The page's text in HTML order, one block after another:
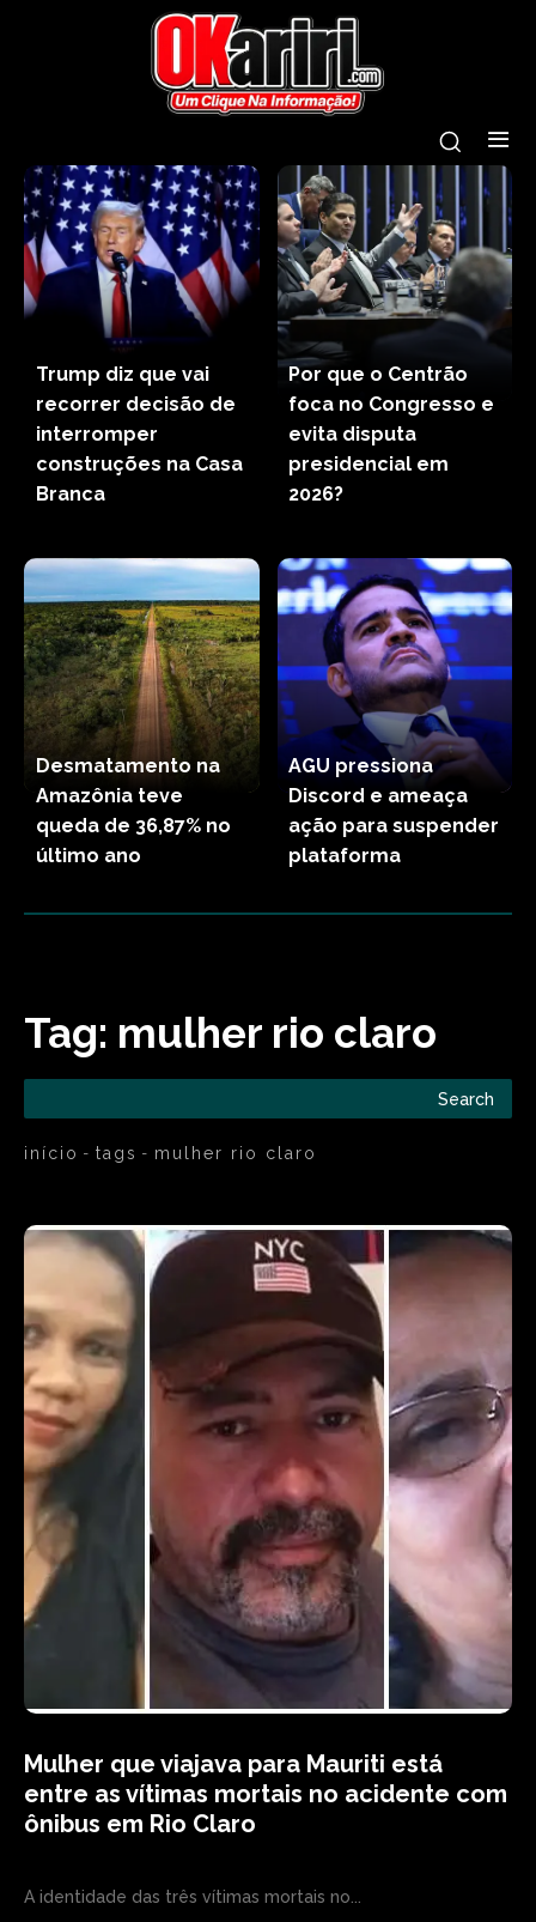
Trump diz que vai
recorrer decisão de
interromper
construções na Casa
Branca
Por que o Centrão
foca no Congresso e
evita disputa
presidencial em
2026?
Desmatamento na
Amazônia teve
queda de 36,87% no
último ano
AGU pressiona
Discord e ameaça
ação para suspender
plataforma
Tag: mulher rio claro
Search
início tags mulher rio claro
Mulher que viajava para Mauriti está
entre as vítimas mortais no acidente com
ônibus em Rio Claro
A identidade das três vítimas mortais no...